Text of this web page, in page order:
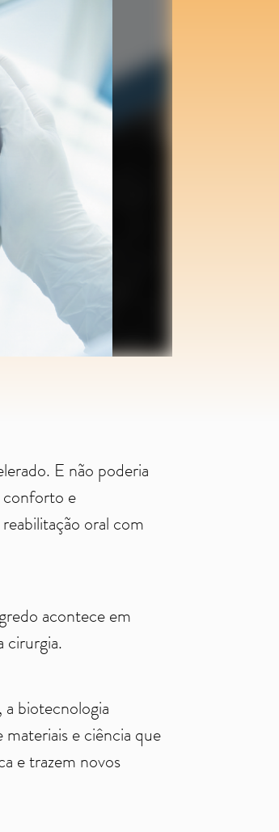
E não poderia
conforto e
oral com
acontece em
cirurgia.
a biotecnologia
e ciência que
e trazem novos